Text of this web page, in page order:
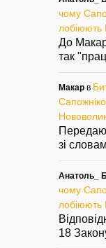
чому
лобіюють
До
так
Макар в
зі
Анатоль_
чому
лобіюють
18